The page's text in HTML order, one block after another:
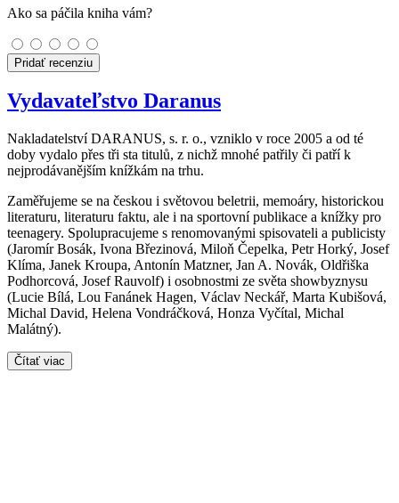
Ako sa páčila kniha vám?
Pridať recenziu
Vydavateľstvo Daranus
Nakladatelství DARANUS, s. r. o., vzniklo v roce 2005 a od té
doby vydalo přes tři sta titulů, z nichž mnohé patřily či patří k
nejprodávanějším knížkám na trhu.
Zaměřujeme se na českou i světovou beletrii, memoáry, historickou
literaturu, literaturu faktu, ale i na sportovní publikace a knížky pro
teenagery. Spolupracujeme s renomovanými spisovateli a publicisty
(Jaromír Bosák, Ivona Březinová, Miloň Čepelka, Petr Horký, Josef
Klíma, Janek Kroupa, Antonín Matzner, Jan A. Novák, Oldřiška
Podhorcová, Josef Rauvolf) i osobnostmi ze světa showbyznysu
(Lucie Bílá, Lou Fanánek Hagen, Václav Neckář, Marta Kubišová,
Michal David, Helena Vondráčková, Honza Vyčítal, Michal
Malátný).
Čítať viac